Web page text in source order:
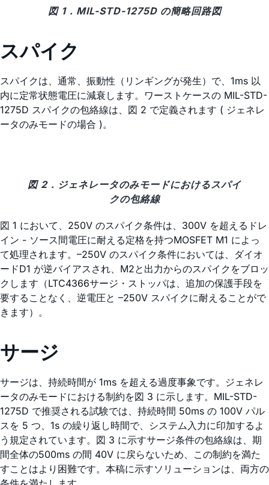
図 1．MIL-STD-1275D の簡略回路図
スパイク
スパイクは、通常、振動性（リンギングが発生）で、1ms 以
内に定常状態電圧に減衰します。ワーストケースの MIL-STD-
1275D スパイクの包絡線は、図 2 で定義されます ( ジェネレ
ータのみモードの場合 )。
図 2．ジェネレータのみモードにおけるスパイ
クの包絡線
図 1 において、250V のスパイク条件は、300V を超えるドレ
イン - ソース間電圧に耐える定格を持つMOSFET M1 によっ
て処理されます。–250V のスパイク条件においては、ダイオ
ードD1 が逆バイアスされ、M2と出力からのスパイクをブロッ
クします（LTC4366サージ・ストッパは、追加の保護手段を
要することなく、逆電圧と –250V スパイクに耐えることがで
きます）。
サージ
サージは、持続時間が 1ms を超える過度事象です。ジェネレ
ータのみモードにおける制約を図 3 に示します。MIL-STD-
1275D で推奨される試験では、持続時間 50ms の 100V パル
スを 5 つ、1s の繰り返し時間で、システム入力に印加するよ
う規定されています。図 3 に示すサージ条件の包絡線は、期
間全体の500ms の間 40V に戻らないため、この制約を満た
すことはより困難です。本稿に示すソリューションは、両方の